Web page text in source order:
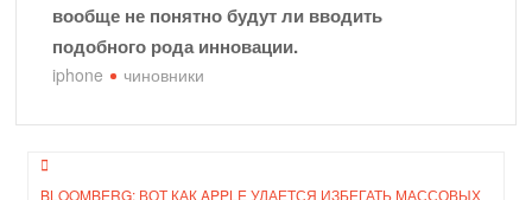
вообще не понятно будут ли вводить
подобного рода инновации.
iphone чиновники
Навигация
BLOOMBERG: ВОТ КАК APPLE УДАЕТСЯ ИЗБЕГАТЬ МАССОВЫХ